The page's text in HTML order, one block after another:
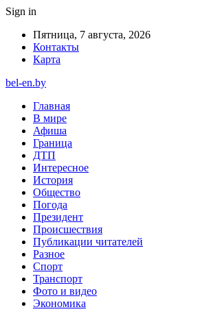
Sign in
Пятница, 7 августа, 2026
Контакты
Карта
bel-en.by
Главная
В мире
Афиша
Граница
ДТП
Интересное
История
Общество
Погода
Президент
Происшествия
Публикации читателей
Разное
Спорт
Транспорт
Фото и видео
Экономика